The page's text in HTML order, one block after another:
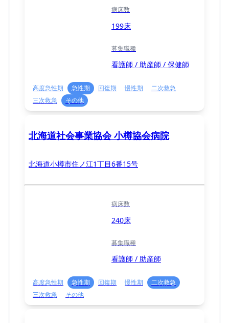
病床数
199床
募集職種
看護師 / 助産師 / 保健師
高度急性期 急性期 回復期 慢性期
二次救急
三次救急
その他
北海道社会事業協会 小樽協会病院
北海道小樽市住ノ江1丁目6番15号
病床数
240床
募集職種
看護師 / 助産師
高度急性期 急性期 回復期 慢性期
二次救急
三次救急
その他